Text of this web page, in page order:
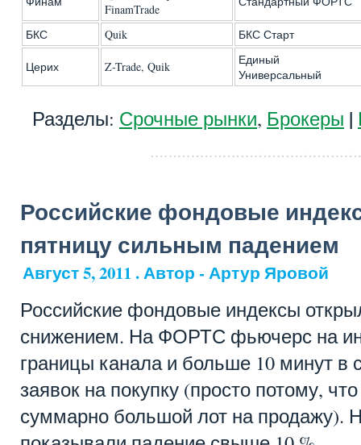
FinamTrade
БКС Quik БКС Старт
Церих Z-Trade, Quik
Единый
Универсальный
Разделы: Срочные рынки, Брокеры |
Российские фондовые
пятницу сильным падением
Август 5, 2011 . Автор - Артур Яровой
Российские фондовые индексы
снижением. На ФОРТС фьючерс на
границы канала и больше 10 минут в
заявок на покупку (просто потому,
суммарно большой лот на продажу).